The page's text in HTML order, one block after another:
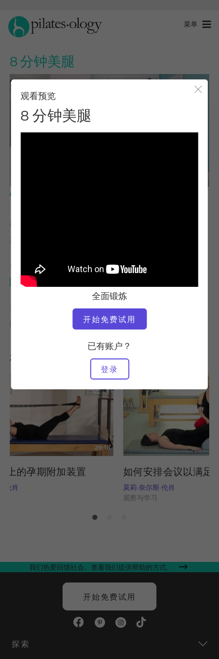
菜单
8 分钟美腿
观看预览
8 分钟美腿
全面锻炼
开始免费试用
已有账户？
登录
教师
莫莉-奈尔斯-伦肖
所需设备
万达椅
查找类似课程
万达椅
您可能喜欢的其他锻炼
29:18
上的孕期附加装置
-伦肖
如何安排会议以满足
莫莉-奈尔斯-伦肖
观察与学习
我们热爱回馈社会。查看我们提供帮助的方式。
开始免费试用
探索